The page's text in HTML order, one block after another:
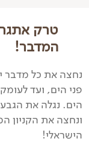
טרק
המדבר!
הים. נגלה את
ונחצה את הקניון
הישראלי!